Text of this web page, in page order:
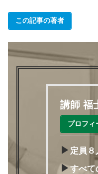
この記事の著者
講師 福
プロフ
▶ 定員８
▶すべて